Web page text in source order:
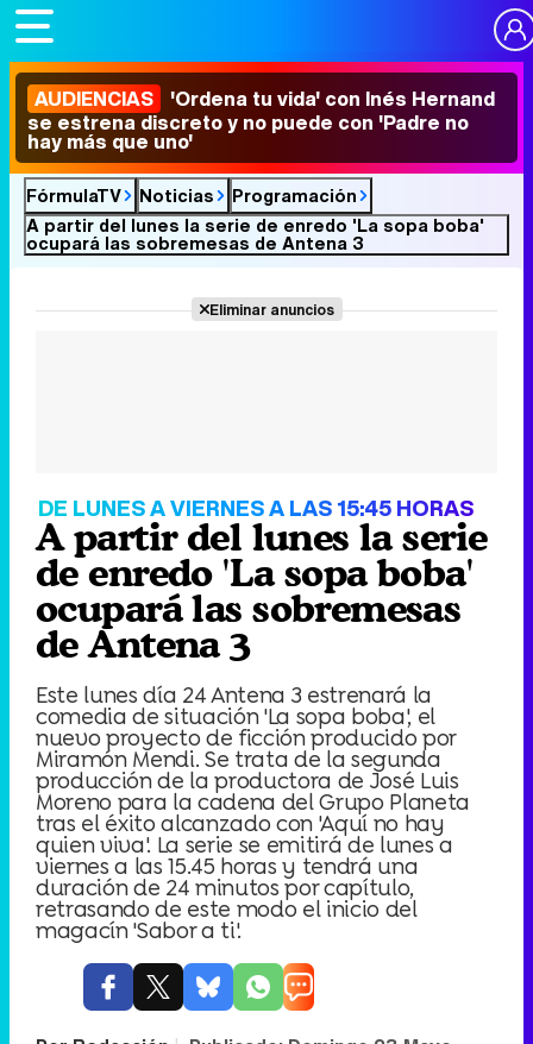
AUDIENCIAS 'Ordena tu vida' con Inés Hernand
se estrena discreto y no puede con 'Padre no
hay más que uno'
FórmulaTV Noticias
Programación
A partir del lunes la serie de enredo 'La sopa boba'
ocupará las sobremesas de Antena 3
Eliminar anuncios
DE LUNES A VIERNES A LAS 15:45 HORAS
A partir del lunes la serie
de enredo 'La sopa boba'
ocupará las sobremesas
de Antena 3
Este lunes día 24 Antena 3 estrenará la
comedia de situación 'La sopa boba', el
nuevo proyecto de ficción producido por
Miramón Mendi. Se trata de la segunda
producción de la productora de José Luis
Moreno para la cadena del Grupo Planeta
tras el éxito alcanzado con 'Aquí no hay
quien viva'. La serie se emitirá de lunes a
viernes a las 15.45 horas y tendrá una
duración de 24 minutos por capítulo,
retrasando de este modo el inicio del
magacín 'Sabor a ti'.